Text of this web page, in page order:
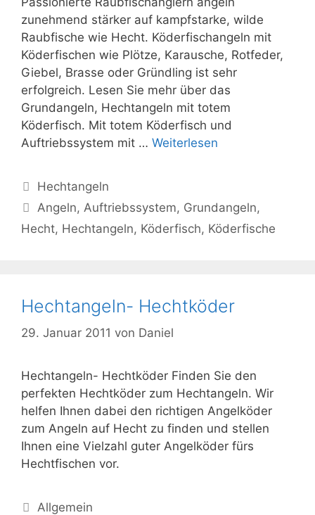
zunehmend stärker auf kampfstarke, wilde
Raubfische wie Hecht. Köderfischangeln mit
Köderfischen wie Plötze, Karausche, Rotfeder,
Giebel, Brasse oder Gründling ist sehr
erfolgreich. Lesen Sie mehr über das
Grundangeln, Hechtangeln mit totem
Köderfisch. Mit totem Köderfisch und
Auftriebssystem mit … Weiterlesen
Kategorien
Hechtangeln
Schlagwörter
Angeln, Auftriebssystem, Grundangeln,
Hecht, Hechtangeln, Köderfisch, Köderfische
Hechtangeln- Hechtköder
29. Januar 2011 von Daniel
Hechtangeln- Hechtköder Finden Sie den
perfekten Hechtköder zum Hechtangeln. Wir
helfen Ihnen dabei den richtigen Angelköder
zum Angeln auf Hecht zu finden und stellen
Ihnen eine Vielzahl guter Angelköder fürs
Hechtfischen vor.
Kategorien
Allgemein